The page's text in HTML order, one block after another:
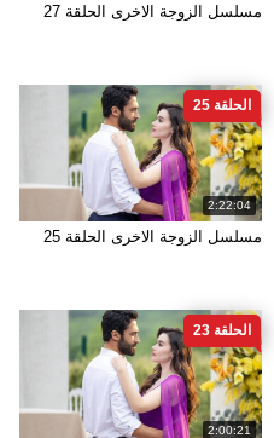
مسلسل الزوجة الاخرى الحلقة 27
2:22:04
الحلقة 25
مسلسل الزوجة الاخرى الحلقة 25
2:00:21
الحلقة 23